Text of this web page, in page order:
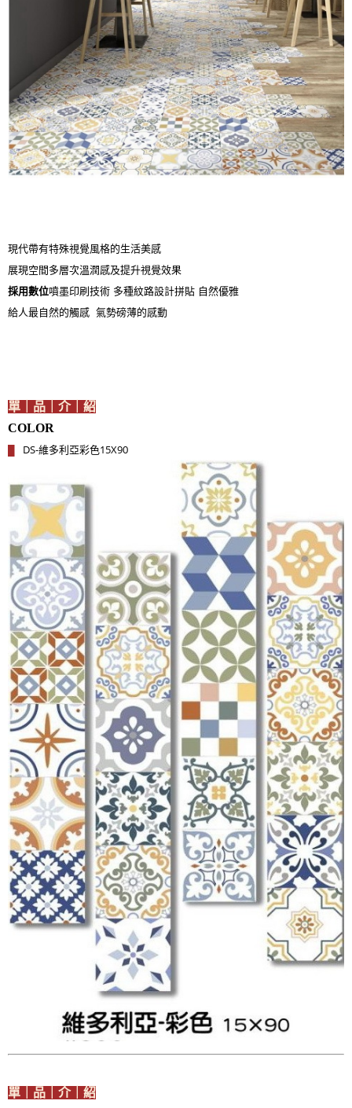
現代帶有特殊視覺風格的生活美感
展現空間多層次溫潤感及提升視覺效果
採用數位噴墨印刷技術 多種紋路設計拼貼 自然優雅
給人最自然的觸感 氣勢磅薄的感動
單｜品｜介｜紹
COLOR
DS-維多利亞彩色15X90
單｜品｜介｜紹